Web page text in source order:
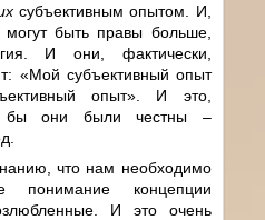
субъективным опытом. И,
быть правы больше,
И они, фактически,
«Мой субъективный опыт
опыт». И это,
бы они были честны –
что нам необходимо
понимание концепции
И это очень